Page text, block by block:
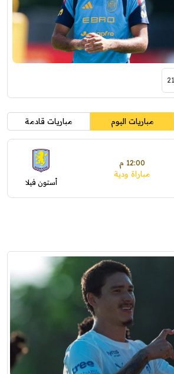
مباريات اليوم مباريات قادمة
12:00 م
مباراة ودية
أستون فيلا